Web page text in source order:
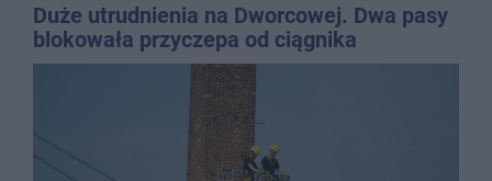
Duże utrudnienia na Dworcowej. Dwa pasy
blokowała przyczepa od ciągnika